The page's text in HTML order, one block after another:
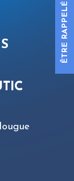
ÊTRE RAPPELÉ